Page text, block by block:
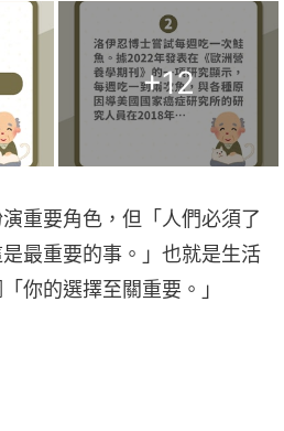
你的選擇至關重要。」